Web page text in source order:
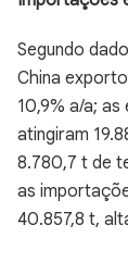
Segundo
China
10,9% a/a;
atingiram
8.780,7 t de
as
40.857,8 t,